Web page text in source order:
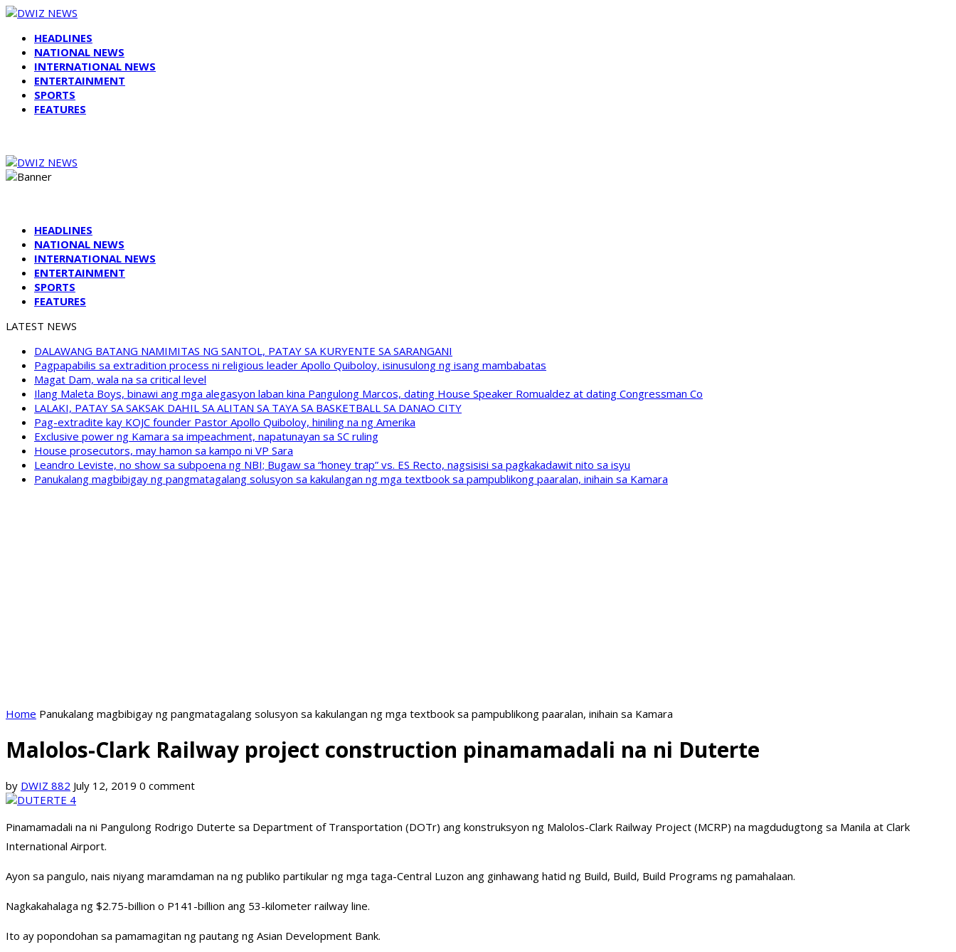
HEADLINES
NATIONAL NEWS
INTERNATIONAL NEWS
ENTERTAINMENT
SPORTS
FEATURES
HEADLINES
NATIONAL NEWS
INTERNATIONAL NEWS
ENTERTAINMENT
SPORTS
FEATURES
LATEST NEWS
DALAWANG BATANG NAMIMITAS NG SANTOL, PATAY SA KURYENTE SA SARANGANI
Pagpapabilis sa extradition process ni religious leader Apollo Quiboloy, isinusulong ng isang mambabatas
Magat Dam, wala na sa critical level
Ilang Maleta Boys, binawi ang mga alegasyon laban kina Pangulong Marcos, dating House Speaker Romualdez at dating Congressman Co
LALAKI, PATAY SA SAKSAK DAHIL SA ALITAN SA TAYA SA BASKETBALL SA DANAO CITY
Pag-extradite kay KOJC founder Pastor Apollo Quiboloy, hiniling na ng Amerika
Exclusive power ng Kamara sa impeachment, napatunayan sa SC ruling
House prosecutors, may hamon sa kampo ni VP Sara
Leandro Leviste, no show sa subpoena ng NBI; Bugaw sa “honey trap” vs. ES Recto, nagsisisi sa pagkakadawit nito sa isyu
Panukalang magbibigay ng pangmatagalang solusyon sa kakulangan ng mga textbook sa pampublikong paaralan, inihain sa Kamara
Home Panukalang magbibigay ng pangmatagalang solusyon sa kakulangan ng mga textbook sa pampublikong paaralan, inihain sa Kamara
Malolos-Clark Railway project construction pinamamadali na ni Duterte
by DWIZ 882 July 12, 2019 0 comment
Pinamamadali na ni Pangulong Rodrigo Duterte sa Department of Transportation (DOTr) ang konstruksyon ng Malolos-Clark Railway Project (MCRP) na magdudugtong sa Manila at Clark
International Airport.
Ayon sa pangulo, nais niyang maramdaman na ng publiko partikular ng mga taga-Central Luzon ang ginhawang hatid ng Build, Build, Build Programs ng pamahalaan.
Nagkakahalaga ng $2.75-billion o P141-billion ang 53-kilometer railway line.
Ito ay popondohan sa pamamagitan ng pautang ng Asian Development Bank.